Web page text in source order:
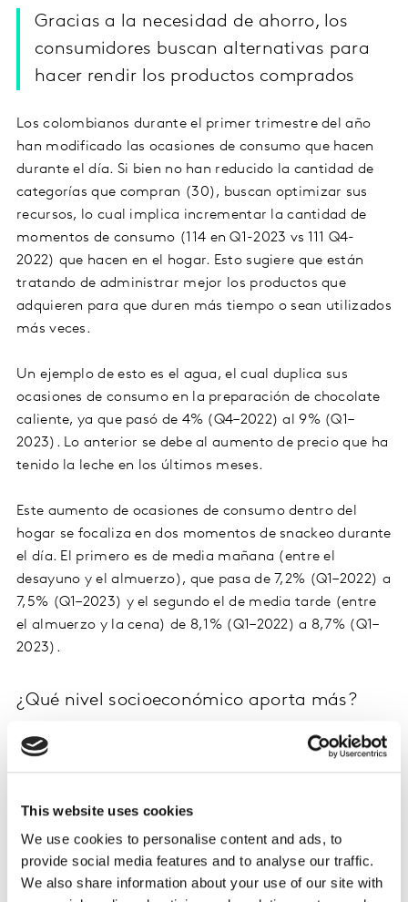
This website uses cookies
We use cookies to personalise content and ads, to
provide social media features and to analyse our traffic.
We also share information about your use of our site with
Gracias a la necesidad de ahorro, los
consumidores buscan alternativas para
hacer rendir los productos comprados
Los colombianos durante el primer trimestre del año
han modificado las ocasiones de consumo que hacen
durante el día. Si bien no han reducido la cantidad de
categorías que compran (30), buscan optimizar sus
recursos, lo cual implica incrementar la cantidad de
momentos de consumo (114 en Q1-2023 vs 111 Q4-
2022) que hacen en el hogar. Esto sugiere que están
tratando de administrar mejor los productos que
adquieren para que duren más tiempo o sean utilizados
más veces.
Un ejemplo de esto es el agua, el cual duplica sus
ocasiones de consumo en la preparación de chocolate
caliente, ya que pasó de 4% (Q4–2022) al 9% (Q1–
2023). Lo anterior se debe al aumento de precio que ha
tenido la leche en los últimos meses.
Este aumento de ocasiones de consumo dentro del
hogar se focaliza en dos momentos de snackeo durante
el día. El primero es de media mañana (entre el
desayuno y el almuerzo), que pasa de 7,2% (Q1–2022) a
7,5% (Q1–2023) y el segundo el de media tarde (entre
el almuerzo y la cena) de 8,1% (Q1–2022) a 8,7% (Q1–
2023).
¿Qué nivel socioeconómico aporta más?
Los consumidores de NSE 1 (estrato bajo)
contribuyen con el 5% de las ocasiones de
consumidores de NSE 2 y NSE 3 (estrato bajo -
Los NSE 4 (estrato medio) con 2%, y los NSE 5 y 6
(estrato alto) tienen una contribución menor, del
1% cada uno